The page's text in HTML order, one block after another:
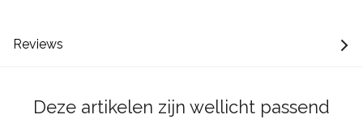
Reviews
Deze artikelen zijn wellicht passend